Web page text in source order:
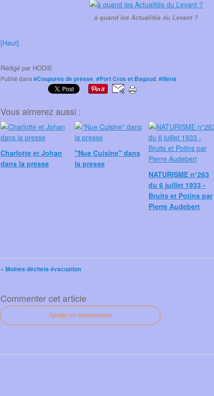
à quand les Actualités du Levant ?
[Haut]
Rédigé par HODIE
Publié dans#Coupures de presse, #Port Cros et Bagaud, #iliens
Vous aimerez aussi :
Charlotte et Johan
dans la presse
"Nue Cuisine" dans
la presse
NATURISME n°263
du 6 juillet 1933 -
Bruits et Potins par
Pierre Audebert
« Moines déchets évacuation
Commenter cet article
Ajouter un commentaire